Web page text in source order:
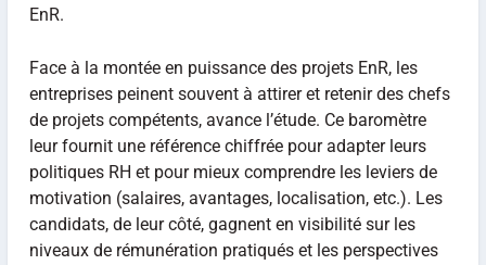
EnR.
Face à la montée en puissance des projets EnR, les
entreprises peinent souvent à attirer et retenir des chefs
de projets compétents, avance l’étude. Ce baromètre
leur fournit une référence chiffrée pour adapter leurs
politiques RH et pour mieux comprendre les leviers de
motivation (salaires, avantages, localisation, etc.). Les
candidats, de leur côté, gagnent en visibilité sur les
niveaux de rémunération pratiqués et les perspectives